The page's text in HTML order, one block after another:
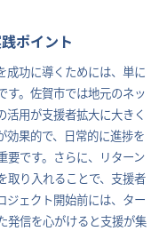
ポイント
成功に導くためには、単に
す。佐賀市では地元のネッ
活用が支援者拡大に大きく
効果的で、日常的に進捗を
要です。さらに、リターン
取り入れることで、支援者
ジェクト開始前には、ター
発信を心がけると支援が集